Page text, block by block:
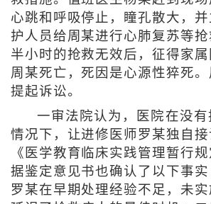
心跳和呼吸停止，瞳孔散大，
护人员给周某进行心肺复苏等
半小时的抢救无效后，征得家
周某死亡，死因是心源性猝死
提起诉讼。
一审法院认为，医院在没
情况下，让进修医师罗某独自
《医学教育临床实践管理暂行
据鉴定意见书也确认了以下事
罗某在早期处理经验不足，未实